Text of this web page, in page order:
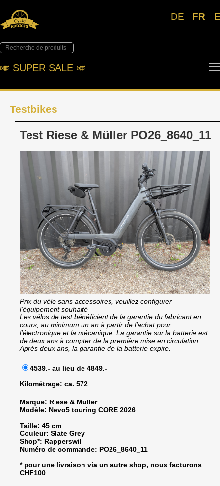
DE FR
🎺︎ SUPER SALE 🎺︎
Testbikes
Test Riese & Müller PO26_8640_11
Prix du vélo sans accessoires, veuillez configurer
l'équipement souhaité
Les vélos de test bénéficient de la garantie du fabricant en
cours, au minimum un an à partir de l'achat pour
l'électronique et la mécanique. La garantie sur la batterie est
de deux ans à compter de la première mise en circulation.
Après deux ans, la garantie de la batterie expire.
4539.- au lieu de 4849.-
Kilométrage: ca. 572
Marque: Riese & Müller
Modèle: Nevo5 touring CORE 2026
Taille:45 cm
Couleur:Slate Grey
Shop*: Rapperswil
Numéro de commande: PO26_8640_11
* pour une livraison via un autre shop, nous facturons
CHF100